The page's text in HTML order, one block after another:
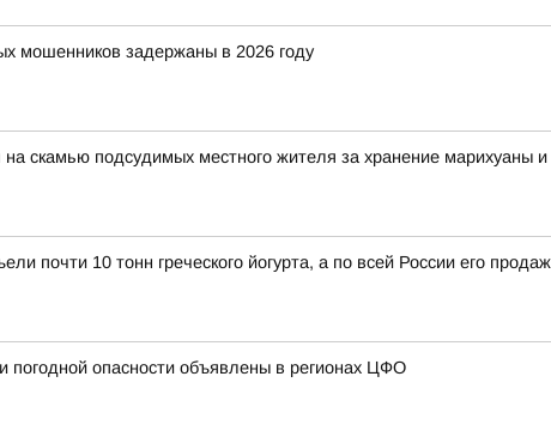
мошенников задержаны в 2026 году
на скамью подсудимых местного жителя за хранение марихуаны
почти 10 тонн греческого йогурта, а по всей России его
опасности объявлены в регионах ЦФО